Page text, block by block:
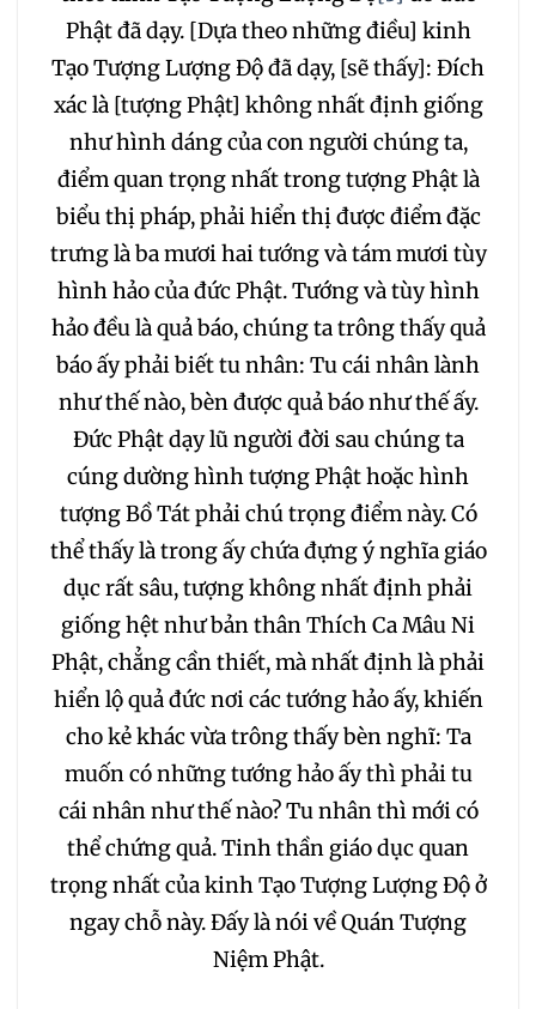
Phật đã dạy. [Dựa theo những điều] kinh
Tạo Tượng Lượng Độ đã dạy, [sẽ thấy]: Đích
xác là [tượng Phật] không nhất định giống
như hình dáng của con người chúng ta,
điểm quan trọng nhất trong tượng Phật là
biểu thị pháp, phải hiển thị được điểm đặc
trưng là ba mươi hai tướng và tám mươi tùy
hình hảo của đức Phật. Tướng và tùy hình
hảo đều là quả báo, chúng ta trông thấy quả
báo ấy phải biết tu nhân: Tu cái nhân lành
như thế nào, bèn được quả báo như thế ấy.
Đức Phật dạy lũ người đời sau chúng ta
cúng dường hình tượng Phật hoặc hình
tượng Bồ Tát phải chú trọng điểm này. Có
thể thấy là trong ấy chứa đựng ý nghĩa giáo
dục rất sâu, tượng không nhất định phải
giống hệt như bản thân Thích Ca Mâu Ni
Phật, chẳng cần thiết, mà nhất định là phải
hiển lộ quả đức nơi các tướng hảo ấy, khiến
cho kẻ khác vừa trông thấy bèn nghĩ: Ta
muốn có những tướng hảo ấy thì phải tu
cái nhân như thế nào? Tu nhân thì mới có
thể chứng quả. Tinh thần giáo dục quan
trọng nhất của kinh Tạo Tượng Lượng Độ ở
ngay chỗ này. Đấy là nói về Quán Tượng
Niệm Phật.